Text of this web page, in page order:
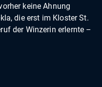
keine Ahnung
die erst im Kloster St.
der Winzerin erlernte –